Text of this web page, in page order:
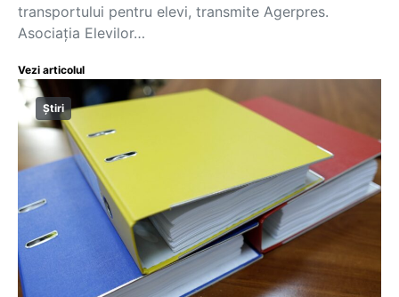
transportului pentru elevi, transmite Agerpres.
Asociaţia Elevilor…
Vezi articolul
Știri